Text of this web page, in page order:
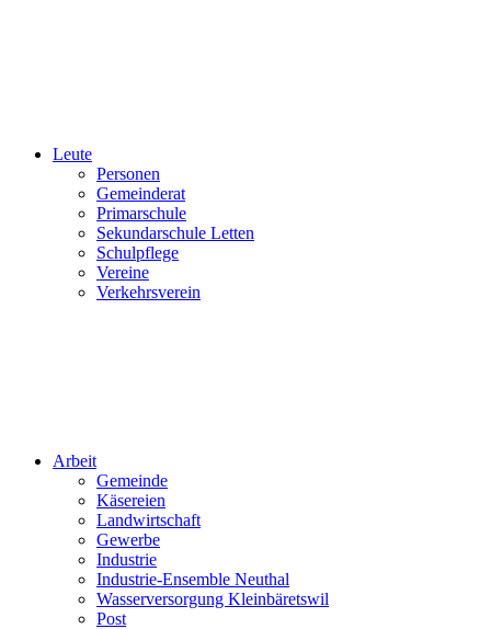
Leute
Personen
Gemeinderat
Primarschule
Sekundarschule Letten
Schulpflege
Vereine
Verkehrsverein
Arbeit
Gemeinde
Käsereien
Landwirtschaft
Gewerbe
Industrie
Industrie-Ensemble Neuthal
Wasserversorgung Kleinbäretswil
Post